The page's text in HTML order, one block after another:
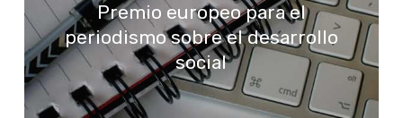
Premio europeo para el
periodismo sobre el desarrollo
social